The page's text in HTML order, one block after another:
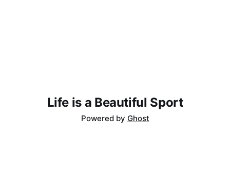
Life is a Beautiful Sport
Powered by Ghost